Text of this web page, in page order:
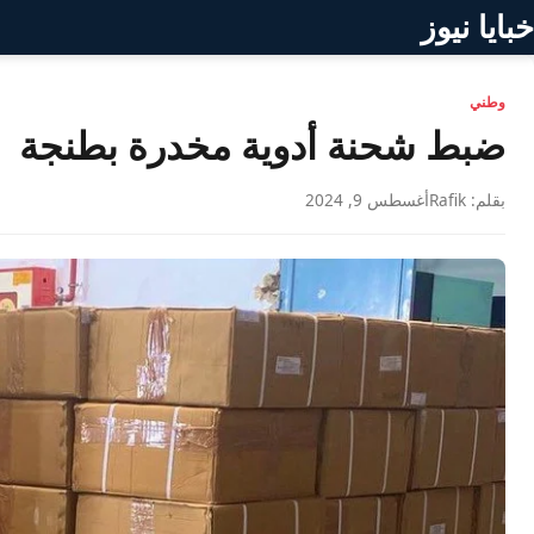
خبايا نيوز
وطني
ضبط شحنة أدوية مخدرة بطنجة
بقلم: Rafik أغسطس 9, 2024